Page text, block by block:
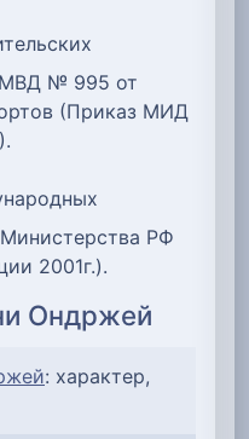
МВД № 995 от
(Приказ МИД
РФ
2001г.).
Ондржей
: характер,